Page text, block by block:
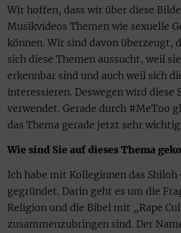
Wir hoffen, dass wir über diese
Musikvideos Themen wie sexuelle
können. Wir sind davon überzeugt,
sich diese Themen aussucht, weil
erkennbar sind und auch weil sich
interessieren. Deswegen wird diese
verwendet. Gerade durch #MeToo
das Thema gerade jetzt sehr
Wie sind Sie auf dieses Thema
Ich habe mit Kolleginnen das
gegründet. Darin geht es um die
Religion und die Bibel mit „Rape
zusammenzubringen sind. Der